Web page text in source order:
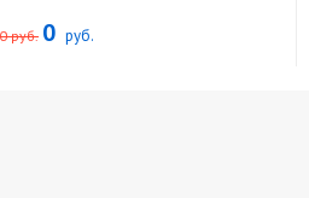
руб. 0 руб.